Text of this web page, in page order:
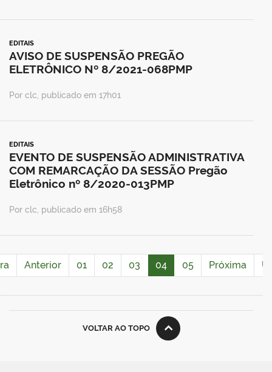
EDITAIS
AVISO DE SUSPENSÃO PREGÃO
ELETRÔNICO Nº 8/2021-068PMP
Por clc, publicado em 17h01
EDITAIS
EVENTO DE SUSPENSÃO ADMINISTRATIVA
COM REMARCAÇÃO DA SESSÃO Pregão
Eletrônico nº 8/2020-013PMP
Por clc, publicado em 16h58
Anterior 01 02 03 04 05 Próxima
VOLTAR AO TOPO